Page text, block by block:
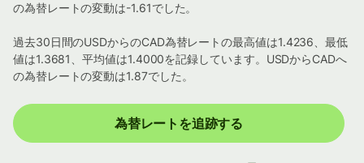
の為替レートの変動は-1.61でした。
過去30日間のUSDからのCAD為替レートの最高値は1.4236、最低
値は1.3681、平均値は1.4000を記録しています。USDからCADへ
の為替レートの変動は1.87でした。
為替レートを追跡する